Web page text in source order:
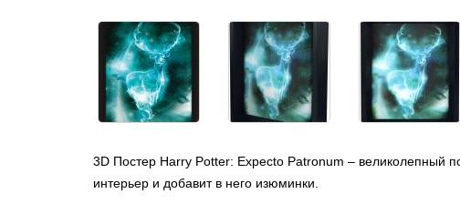
3D Постер Harry Potter: Expecto Patronum –
интерьер и добавит в него изюминки.